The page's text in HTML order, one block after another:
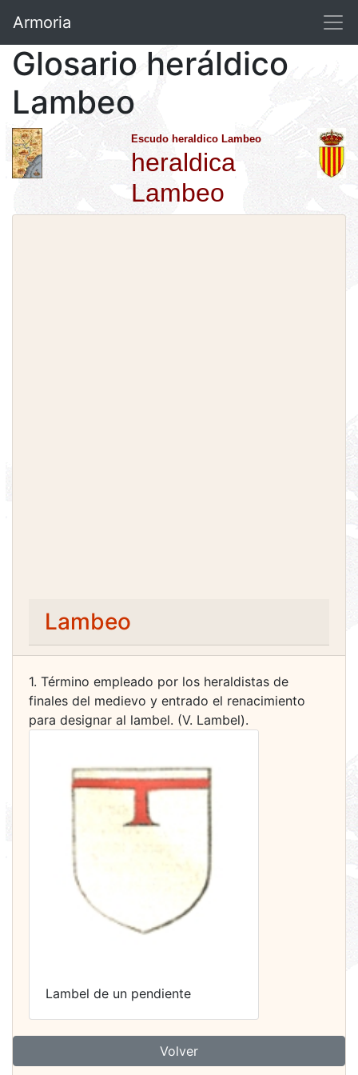
Armoria
Glosario heráldico
Lambeo
Escudo heraldico Lambeo
heraldica
Lambeo
Lambeo
1. Término empleado por los heraldistas de
finales del medievo y entrado el renacimiento
para designar al lambel. (V. Lambel).
Lambel de un pendiente
Volver